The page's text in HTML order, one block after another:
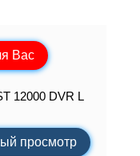
Вас
12000 DVR L
просмотр